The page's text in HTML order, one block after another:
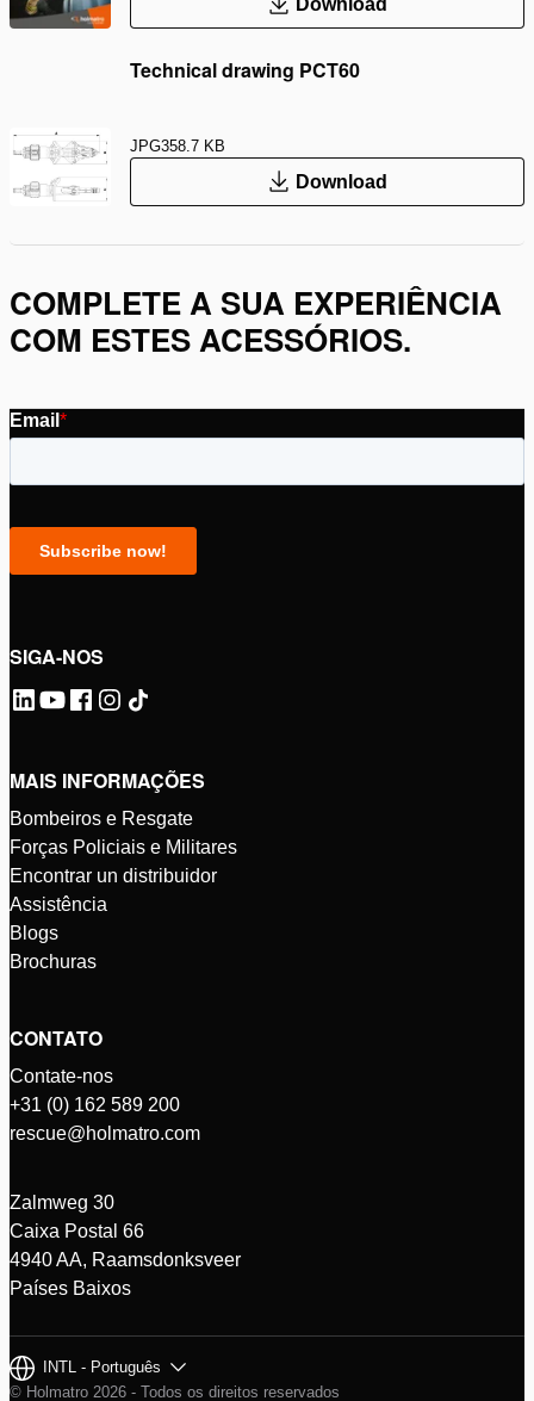
Technical drawing PCT60
JPG358.7 KB
Download
COMPLETE A SUA EXPERIÊNCIA
COM ESTES ACESSÓRIOS.
SIGA-NOS
MAIS INFORMAÇÕES
Bombeiros e Resgate
Forças Policiais e Militares
Encontrar un distribuidor
Assistência
Blogs
Brochuras
CONTATO
Contate-nos
+31 (0) 162 589 200
rescue@holmatro.com
Zalmweg 30
Caixa Postal 66
4940 AA, Raamsdonksveer
Países Baixos
INTL - Português
© Holmatro 2026 - Todos os direitos reservados